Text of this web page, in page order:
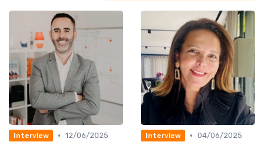
Interview • 12/06/2025
Interview • 04/06/2025